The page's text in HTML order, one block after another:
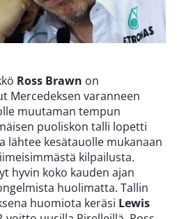
Ross Brawn on
Mercedeksen varanneen
muutaman tempun
puoliskon talli lopetti
lähtee kesätauolle mukanaan
kilpailusta.
hyvin koko kauden ajan
huolimatta. Tallin
huomiota keräsi Lewis